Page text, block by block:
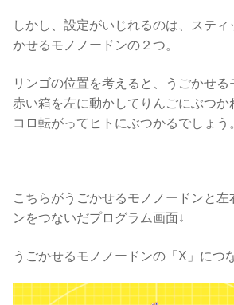
しかし、設定がいじれるのは、ステ
かせるモノノードンの２つ。
リンゴの位置を考えると、うごかせる
赤い箱を左に動かしてりんごにぶつか
コロ転がってヒトにぶつかるでしょう
こちらがうごかせるモノノードンと左
ンをつないだプログラム画面↓
うごかせるモノノードンの「X」につ